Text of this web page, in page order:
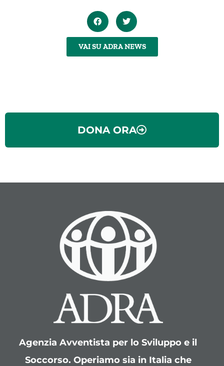
VAI SU ADRA NEWS
DONA ORA
Agenzia Avventista per lo Sviluppo e il
Soccorso. Operiamo sia in Italia che